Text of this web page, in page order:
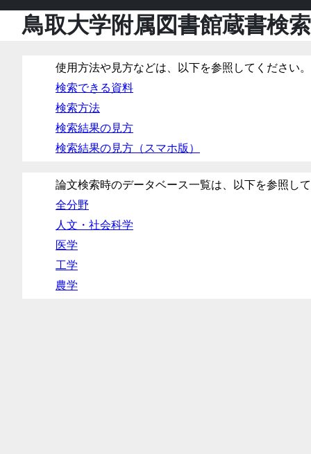
鳥取大学附属図書館蔵書検
使用方法や見方などは、以下を参照してください。
検索できる資料
検索方法
検索結果の見方
検索結果の見方（スマホ版）
論文検索時のデータベース一覧は、以下を参照し
全分野
人文・社会科学
医学
工学
農学